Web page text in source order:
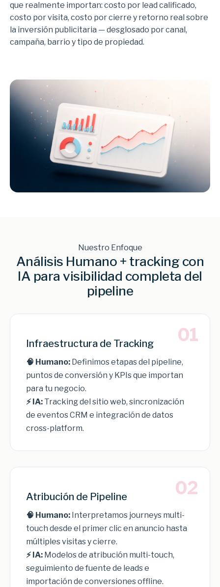
que realmente importan: costo por lead calificado,
costo por visita, costo por cierre y retorno real sobre
la inversión publicitaria — desglosado por canal,
campaña, barrio y tipo de propiedad.
Nuestro Enfoque
Análisis Humano + tracking con
IA para visibilidad completa del
pipeline
01
Infraestructura de Tracking
🧠 Humano: Definimos etapas del pipeline,
puntos de conversión y KPIs que importan
para tu negocio.
⚡ IA: Tracking del sitio web, sincronización
de eventos CRM e integración de datos
cross-platform.
02
Atribución de Pipeline
🧠 Humano: Interpretamos journeys multi-
touch desde el primer clic en anuncio hasta
múltiples visitas y cierre.
⚡ IA: Modelos de atribución multi-touch,
seguimiento de fuente de leads e
importación de conversiones offline.